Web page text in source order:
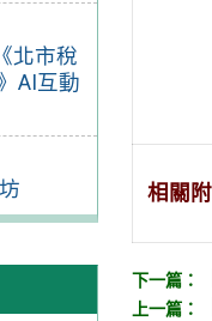
北市稅
AI互動
相關